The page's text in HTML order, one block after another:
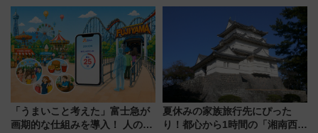
ススメ
など注目の全6店舗 「博多活憩
「うまいこと考えた」富士急が
画期的な仕組みを導入！ 人のか
夏休みの家族旅行先にぴった
り！都心から1時間の「湘南西エ